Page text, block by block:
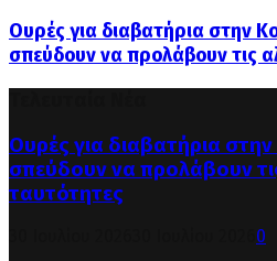
Ουρές για διαβατήρια στην
σπεύδουν να προλάβουν τις
Ουρές για διαβατήρια
σπεύδουν να προλάβουν
ταυτότητες
0